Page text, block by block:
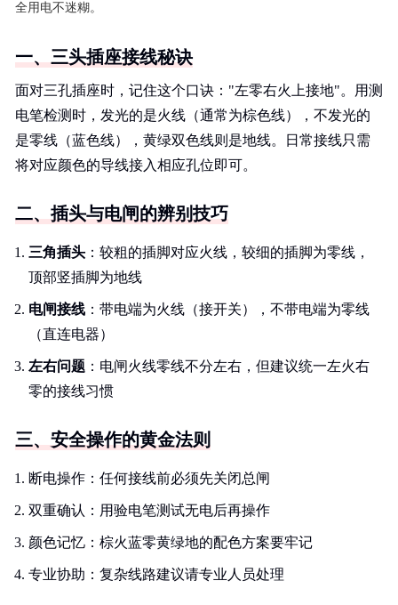
全用电不迷糊。
一、三头插座接线秘诀
面对三孔插座时，记住这个口诀："左零右火上接地"。用测
电笔检测时，发光的是火线（通常为棕色线），不发光的
是零线（蓝色线），黄绿双色线则是地线。日常接线只需
将对应颜色的导线接入相应孔位即可。
二、插头与电闸的辨别技巧
三角插头 ：较粗的插脚对应火线，较细的插脚为零线，
顶部竖插脚为地线
电闸接线 ：带电端为火线（接开关），不带电端为零线
（直连电器）
左右问题 ：电闸火线零线不分左右，但建议统一左火右
零的接线习惯
三、安全操作的黄金法则
断电操作：任何接线前必须先关闭总闸
双重确认：用验电笔测试无电后再操作
颜色记忆：棕火蓝零黄绿地的配色方案要牢记
专业协助：复杂线路建议请专业人员处理